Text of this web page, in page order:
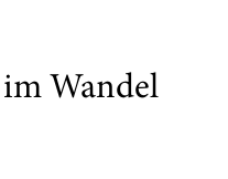
Wandel